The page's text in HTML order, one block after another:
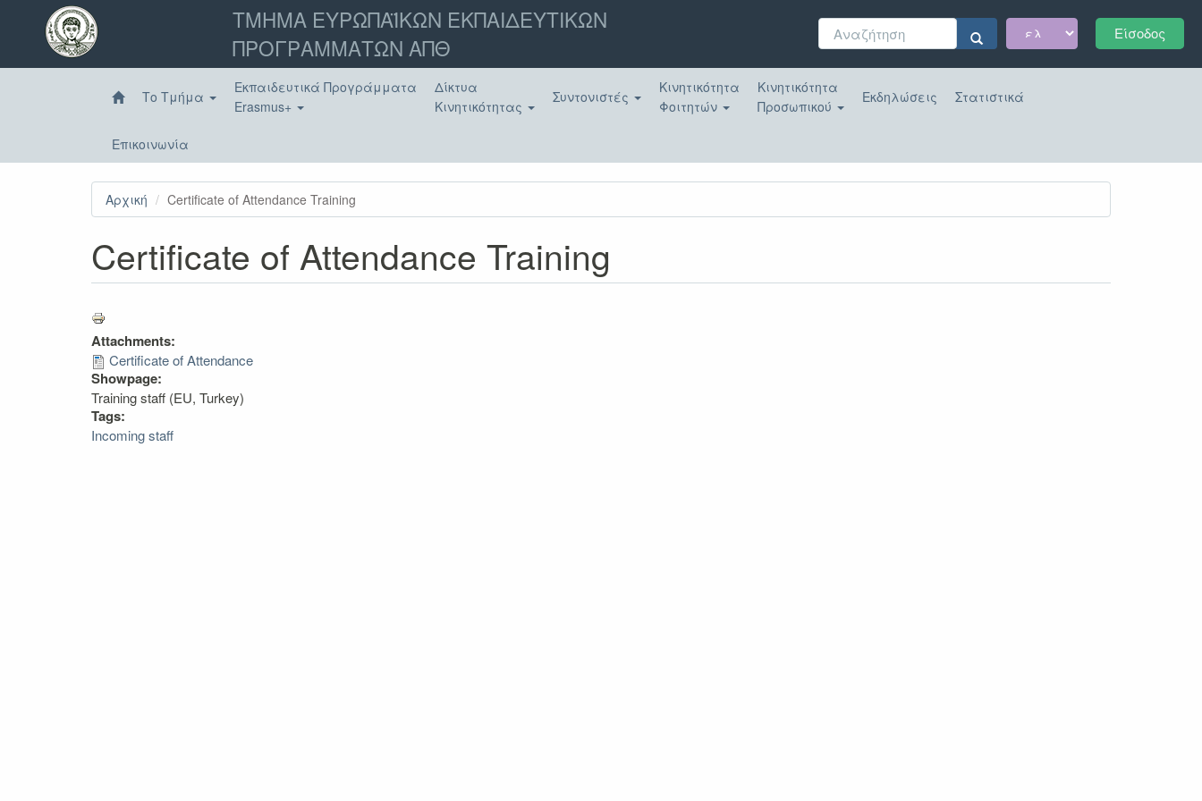
Παράκαμψη
κυρίως
Είσοδος
ΤΜΗΜΑ ΕΥΡΩΠΑΪΚΩΝ ΕΚΠΑΙΔΕΥΤΙΚΩΝ
ΠΡΟΓΡΑΜΜΑΤΩΝ ΑΠΘ
Φόρμα
αναζήτησης
Αναζήτηση
Το Τμήμα
Εκπαιδευτικά Προγράμματα
Erasmus+
Δίκτυα
Κινητικότητας
Συντονιστές
Κινητικότητα
Φοιτητών
Κινητικότητα
Προσωπικού
Εκδηλώσεις Στατιστικά
Επικοινωνία
Αρχική Certificate of Attendance Training
Certificate of Attendance Training
Attachments:
Certificate of Attendance
Showpage:
Training staff (EU, Turkey)
Tags:
Incoming staff